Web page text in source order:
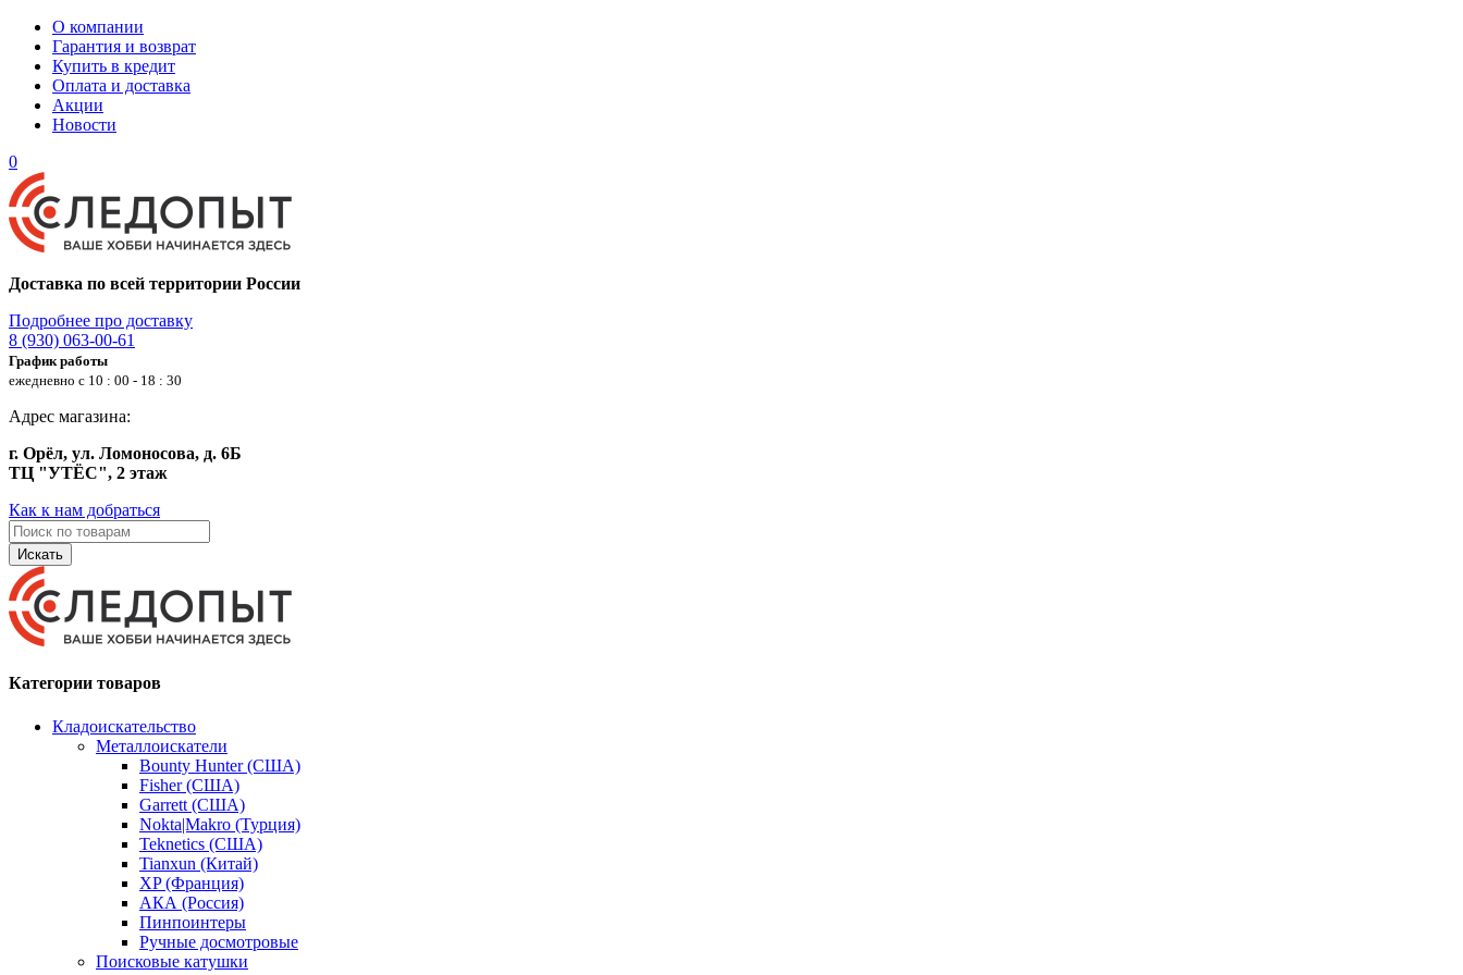
О компании
Гарантия и возврат
Купить в кредит
Оплата и доставка
Акции
Новости
0
Доставка по всей территории России
Подробнее про доставку
8 (930) 063-00-61
График работы
ежедневно с 10 : 00 - 18 : 30
Адрес магазина:
г. Орёл, ул. Ломоносова, д. 6Б
ТЦ "УТЁС", 2 этаж
Как к нам добраться
Искать
Категории товаров
Кладоискательство
Металлоискатели
Bounty Hunter (США)
Fisher (США)
Garrett (США)
Nokta|Makro (Турция)
Teknetics (США)
Tianxun (Китай)
XP (Франция)
АКА (Россия)
Пинпоинтеры
Ручные досмотровые
Поисковые катушки